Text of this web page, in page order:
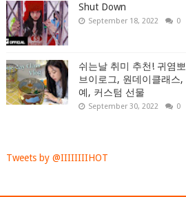
Shut Down
September 18, 2022 0
쉬는날 취미 추천! 귀염
브이로그, 원데이클래스
예, 커스텀 선물
September 30, 2022 0
Tweets by @IIIIIIIIHOT